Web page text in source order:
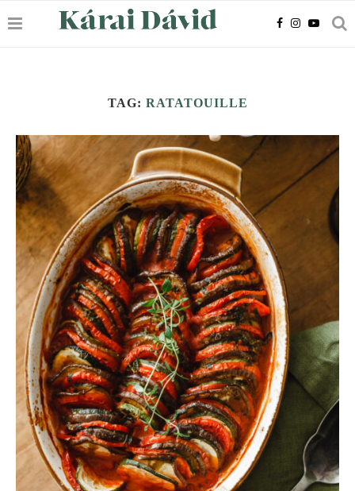
TAG: RATATOUILLE